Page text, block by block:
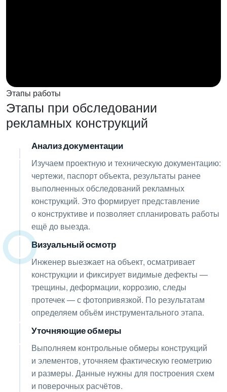
Этапы работы
Этапы при обследовании
рекламных конструкций
01 Анализ документации
Изучаем проектную и техническую документацию:
чертежи, паспорт объекта, результаты ранее
выполненных обследований рекламных
конструкций. Это формирует представление
о конструктиве и позволяет спланировать работы
ещё до выезда.
Визуальный осмотр
Инженер выезжает на объект, осматривает
конструкции и фиксирует видимые дефекты —
трещины, деформации, коррозию, следы
протечек — с фотопривязкой. По результатам
определяем объём инструментального этапа.
Уточняющие обмеры
Выполняем контрольные обмеры конструкций
и элементов, уточняем фактическую геометрию
и размеры. Данные нужны для построения схем
и поверочных расчётов.